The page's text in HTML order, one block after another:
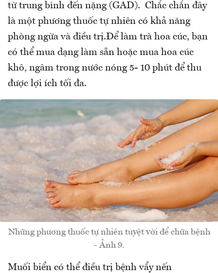
từ trung bình đến nặng (GAD). Chắc chắn đây
là một phương thuốc tự nhiên có khả năng
phòng ngừa và điều trị.Để làm trà hoa cúc, bạn
có thể mua dạng làm sẵn hoặc mua hoa cúc
khô, ngâm trong nước nóng 5- 10 phút để thu
được lợi ích tối đa.
Những phương thuốc tự nhiên tuyệt vời để chữa bệnh
- Ảnh 9.
Muối biển có thể điều trị bệnh vẩy nến